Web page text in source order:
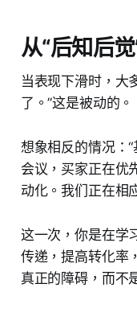
从“后知后
当表现下滑时，大
了。”这是被动的。
想象相反的情况：
会议，买家正在优
动化。我们正在相
这一次，你是在
传递，提高转化率
真正的障碍，而不